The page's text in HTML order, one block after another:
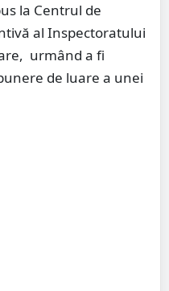
la Centrul de
al Inspectoratului
urmând a fi
de luare a unei